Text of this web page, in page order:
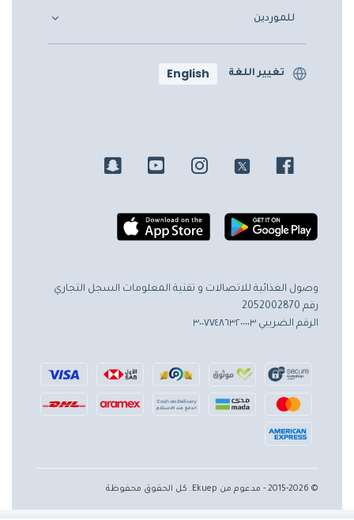
للموردين
تغيير اللغة English
وصول الغذائية للاتصالات و تقنية المعلومات السجل التجاري
رقم 2052002870
الرقم الضريبي ٣٠٠٧٧٤٨٦٣٢٠٠٠٠٣
© 2015-2026 - مدعوم من Ekuep. كل الحقوق محفوظة